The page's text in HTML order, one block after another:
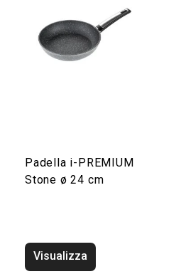
Padella i-PREMIUM
Stone ø 24 cm
Visualizza